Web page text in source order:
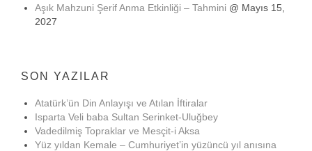
Aşık Mahzuni Şerif Anma Etkinliği – Tahmini @ Mayıs 15,
2027
SON YAZILAR
Atatürk’ün Din Anlayışı ve Atılan İftiralar
Isparta Veli baba Sultan Serinket-Uluğbey
Vadedilmiş Topraklar ve Mesçit-i Aksa
Yüz yıldan Kemale – Cumhuriyet’in yüzüncü yıl anısına